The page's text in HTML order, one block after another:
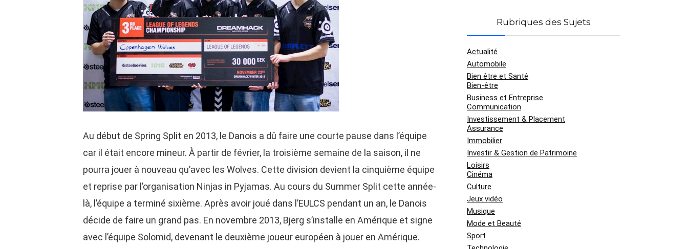
Au début de Spring Split en 2013, le Danois a dû faire une courte pause dans l’équipe
car il était encore mineur. À partir de février, la troisième semaine de la saison, il ne
pourra jouer à nouveau qu’avec les Wolves. Cette division devient la cinquième équipe
et reprise par l’organisation Ninjas in Pyjamas. Au cours du Summer Split cette année-
là, l’équipe a terminé sixième. Après avoir joué dans l’EULCS pendant un an, le Danois
décide de faire un grand pas. En novembre 2013, Bjerg s’installe en Amérique et signe
avec l’équipe Solomid, devenant le deuxième joueur européen à jouer en Amérique.
Rubriques des Sujets
Actualité
Automobile
Bien être et Santé
Bien-être
Business et Entreprise
Communication
Investissement & Placement
Assurance
Immobilier
Investir & Gestion de Patrimoine
Loisirs
Cinéma
Culture
Jeux vidéo
Musique
Mode et Beauté
Sport